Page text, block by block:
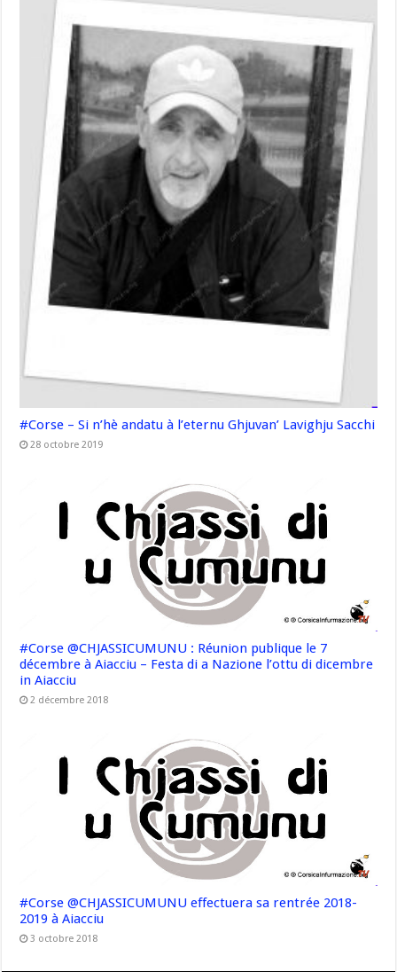
#Corse – Si n’hè andatu à l’eternu Ghjuvan’ Lavighju Sacchi
28 octobre 2019
#Corse @CHJASSICUMUNU : Réunion publique le 7
décembre à Aiacciu – Festa di a Nazione l’ottu di dicembre
in Aiacciu
2 décembre 2018
#Corse @CHJASSICUMUNU effectuera sa rentrée 2018-
2019 à Aiacciu
3 octobre 2018